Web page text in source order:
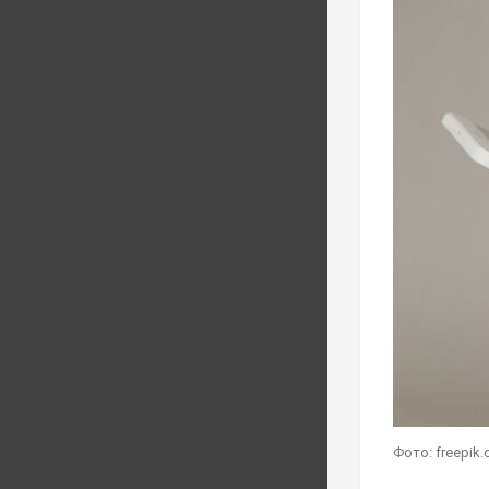
Фото: